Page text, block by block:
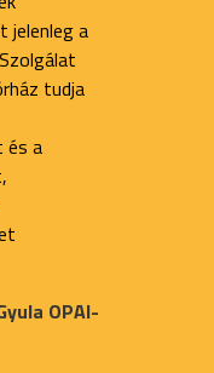
jelenleg a
tudja
és a
OPAI-